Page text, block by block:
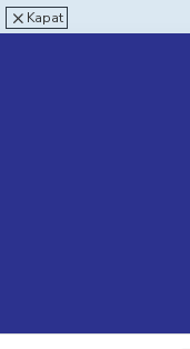
Kapat